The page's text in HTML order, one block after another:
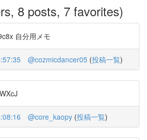
8 posts, 7 favorites)
自分用メモ
@cozmicdancer05 (投稿一覧)
@core_kaopy (投稿一覧)